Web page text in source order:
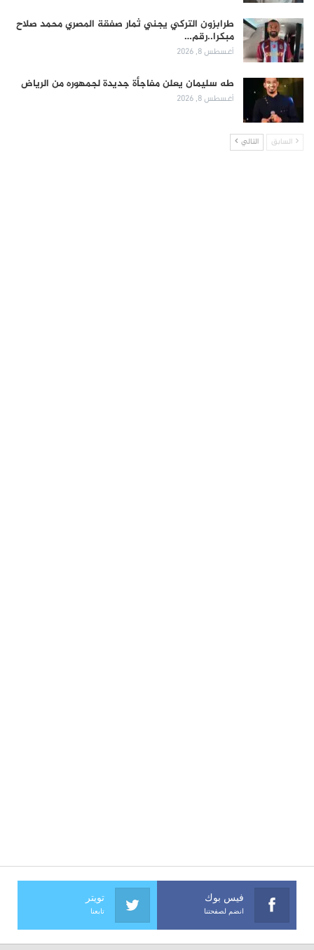
طرابزون التركي يجني ثمار صفقة المصري محمد صلاح
مبكرا..رقم…
أغسطس 8, 2026
طه سليمان يعلن مفاجأة جديدة لجمهوره من الرياض
أغسطس 8, 2026
السابق التالي
فيس بوك
انضم لصفحتنا
تويتر
تابعنا